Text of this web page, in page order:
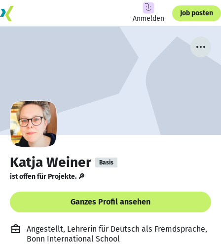
Anmelden
Job posten
Katja Weiner Basis
ist offen für Projekte. 🔎
Ganzes Profil ansehen
Angestellt, Lehrerin für Deutsch als Fremdsprache,
Bonn International School